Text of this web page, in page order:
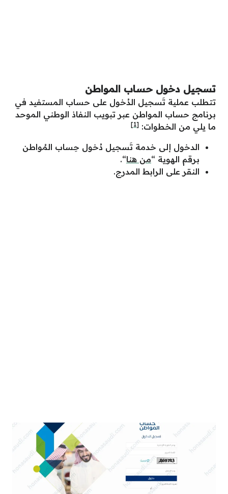
تسجيل دخول حساب المواطن
تتطلب عملية تَسجيل الدُخول على حساب المستفيد في
برنامج حساب المواطن عبر تبويب النفاذ الوطني الموحد
ما يلي من الخطوات: [1]
الدخول إلى خدمة تَسجيل دُخول حِساب المُواطن
برقم الهوية “من هنا“.
النقر على الرابط المدرج.